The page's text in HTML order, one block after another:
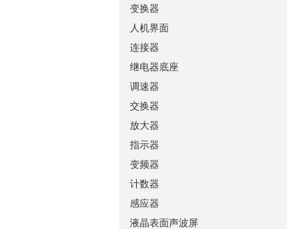
变换器
人机界面
连接器
继电器底座
调速器
交换器
放大器
指示器
变频器
计数器
感应器
液晶表面声波屏